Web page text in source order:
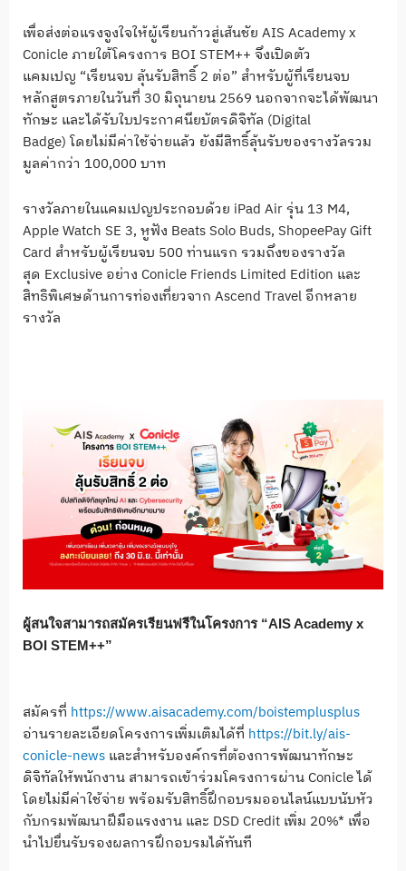
เพื่อส่งต่อแรงจูงใจให้ผู้เรียนก้าวสู่เส้นชัย AIS Academy x
Conicle ภายใต้โครงการ BOI STEM++ จึงเปิดตัว
แคมเปญ “เรียนจบ ลุ้นรับสิทธิ์ 2 ต่อ” สำหรับผู้ที่เรียนจบ
หลักสูตรภายในวันที่ 30 มิถุนายน 2569 นอกจากจะได้พัฒนา
ทักษะ และได้รับใบประกาศนียบัตรดิจิทัล (Digital
Badge) โดยไม่มีค่าใช้จ่ายแล้ว ยังมีสิทธิ์ลุ้นรับของรางวัลรวม
มูลค่ากว่า 100,000 บาท
รางวัลภายในแคมเปญประกอบด้วย iPad Air รุ่น 13 M4,
Apple Watch SE 3, หูฟัง Beats Solo Buds, ShopeePay Gift
Card สำหรับผู้เรียนจบ 500 ท่านแรก รวมถึงของรางวัล
สุด Exclusive อย่าง Conicle Friends Limited Edition และ
สิทธิพิเศษด้านการท่องเที่ยวจาก Ascend Travel อีกหลาย
รางวัล
ผู้สนใจสามารถสมัครเรียนฟรีในโครงการ “AIS Academy x
BOI STEM++”
สมัครที่ https://www.aisacademy.com/boistemplusplus
อ่านรายละเอียดโครงการเพิ่มเติมได้ที่ https://bit.ly/ais-
conicle-news และสำหรับองค์กรที่ต้องการพัฒนาทักษะ
ดิจิทัลให้พนักงาน สามารถเข้าร่วมโครงการผ่าน Conicle ได้
โดยไม่มีค่าใช้จ่าย พร้อมรับสิทธิ์ฝึกอบรมออนไลน์แบบนับหัว
กับกรมพัฒนาฝีมือแรงงาน และ DSD Credit เพิ่ม 20%* เพื่อ
นำไปยื่นรับรองผลการฝึกอบรมได้ทันที